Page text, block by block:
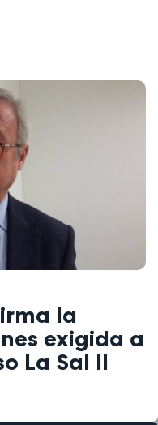
la
exigida a
La Sal II